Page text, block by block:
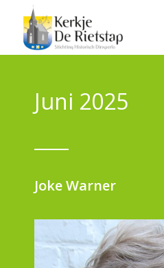
Juni 2025
Joke Warner